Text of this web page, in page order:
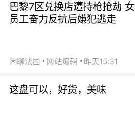
巴黎7区兑换店遭持枪抢劫 女
员工奋力反抗后嫌犯逃走
闲聊法国 网站编辑 昨天15:31
这盘可以，好货，美味